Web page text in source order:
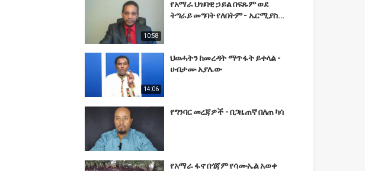
10:58
የአማራ ህዝባዊ ኃይል በፍጹም ወደ
ትግራይ መግባት የለበትም - ኤርሚያስ...
14:06
ህወሓትን ከመረዳት ማጥፋት ይቀላል -
ሀብታሙ አያሌው
የግንባር መረጃዎች - በጋዜጠኛ በለጠ ካሳ
የአማራ ፋኖ በጎጃም የሳሙኤል አወቀ